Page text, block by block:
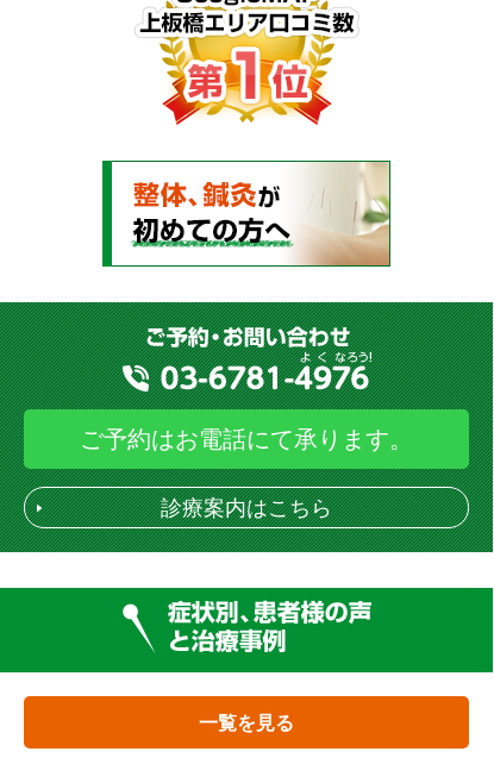
ご予約はお電話にて承ります。
診療案内はこちら
一覧を見る